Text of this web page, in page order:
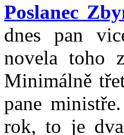
Poslanec
dnes pan
novela toho
Minimálně
pane
rok, to je